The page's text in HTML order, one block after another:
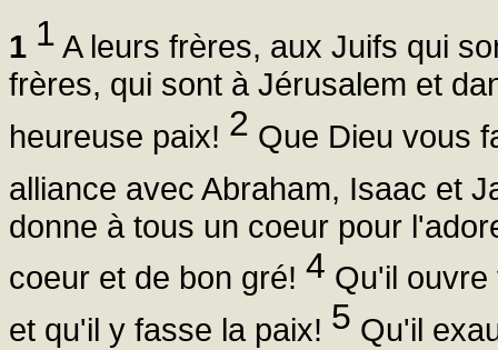
1 1 A leurs frères, aux Juifs qui
frères, qui sont à Jérusalem et
heureuse paix! 2 Que Dieu vous
alliance avec Abraham, Isaac et
donne à tous un coeur pour
coeur et de bon gré! 4 Qu'il
et qu'il y fasse la paix! 5 Qu'il